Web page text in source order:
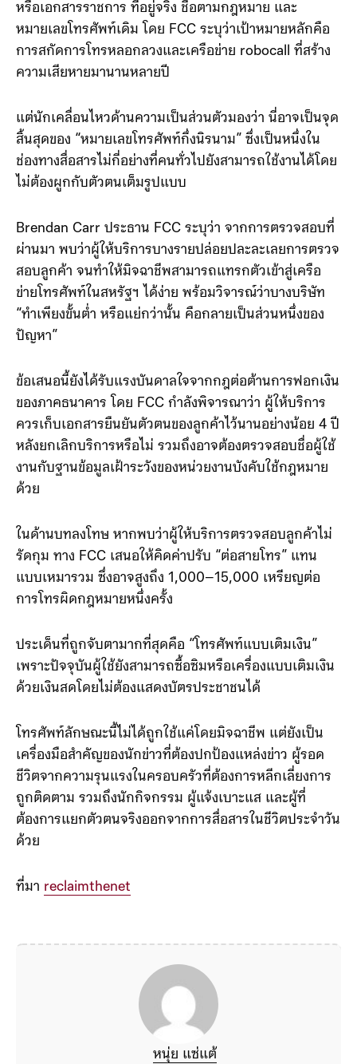
ข้อมูลที่อาจต้องใช้ในการยืนยันตัวตน ได้แก่ บัตรประชาชน
หรือเอกสารราชการ ที่อยู่จริง ชื่อตามกฎหมาย และ
หมายเลขโทรศัพท์เดิม โดย FCC ระบุว่าเป้าหมายหลักคือ
การสกัดการโทรหลอกลวงและเครือข่าย robocall ที่สร้าง
แต่นักเคลื่อนไหวด้านความเป็นส่วนตัวมองว่า นี่อาจเป็นจุด
สิ้นสุดของ “หมายเลขโทรศัพท์กึ่งนิรนาม” ซึ่งเป็นหนึ่งใน
ช่องทางสื่อสารไม่กี่อย่างที่คนทั่วไปยังสามารถใช้งานได้โดย
Brendan Carr ประธาน FCC ระบุว่า จากการตรวจสอบที่
ผ่านมา พบว่าผู้ให้บริการบางรายปล่อยปละละเลยการตรวจ
สอบลูกค้า จนทำให้มิจฉาชีพสามารถแทรกตัวเข้าสู่เครือ
ข่ายโทรศัพท์ในสหรัฐฯ ได้ง่าย พร้อมวิจารณ์ว่าบางบริษัท
“ทำเพียงขั้นต่ำ หรือแย่กว่านั้น คือกลายเป็นส่วนหนึ่งของ
ข้อเสนอนี้ยังได้รับแรงบันดาลใจจากกฎต่อต้านการฟอกเงิน
ของภาคธนาคาร โดย FCC กำลังพิจารณาว่า ผู้ให้บริการ
ควรเก็บเอกสารยืนยันตัวตนของลูกค้าไว้นานอย่างน้อย 4 ปี
หลังยกเลิกบริการหรือไม่ รวมถึงอาจต้องตรวจสอบชื่อผู้ใช้
งานกับฐานข้อมูลเฝ้าระวังของหน่วยงานบังคับใช้กฎหมาย
ในด้านบทลงโทษ หากพบว่าผู้ให้บริการตรวจสอบลูกค้าไม่
รัดกุม ทาง FCC เสนอให้คิดค่าปรับ “ต่อสายโทร” แทน
แบบเหมารวม ซึ่งอาจสูงถึง 1,000–15,000 เหรียญต่อ
ประเด็นที่ถูกจับตามากที่สุดคือ “โทรศัพท์แบบเติมเงิน”
เพราะปัจจุบันผู้ใช้ยังสามารถซื้อซิมหรือเครื่องแบบเติมเงิน
โทรศัพท์ลักษณะนี้ไม่ได้ถูกใช้แค่โดยมิจฉาชีพ แต่ยังเป็น
เครื่องมือสำคัญของนักข่าวที่ต้องปกป้องแหล่งข่าว ผู้รอด
ชีวิตจากความรุนแรงในครอบครัวที่ต้องการหลีกเลี่ยงการ
ถูกติดตาม รวมถึงนักกิจกรรม ผู้แจ้งเบาะแส และผู้ที่
ต้องการแยกตัวตนจริงออกจากการสื่อสารในชีวิตประจำวัน